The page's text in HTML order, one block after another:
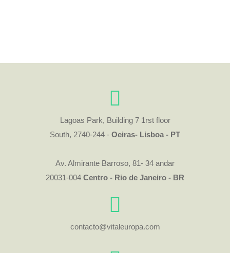
Lagoas Park, Building 7 1rst floor
South, 2740-244 - Oeiras- Lisboa - PT
Av. Almirante Barroso, 81- 34 andar
20031-004 Centro - Rio de Janeiro - BR
contacto@vitaleuropa.com